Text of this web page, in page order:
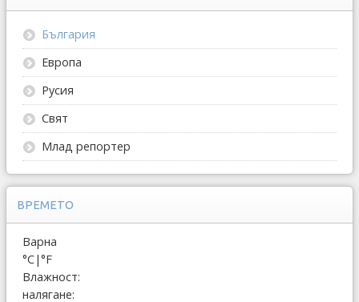
България
Европа
Русия
Свят
Млад репортер
ВРЕМЕТО
Варна
°C|°F
Влажност:
налягане: